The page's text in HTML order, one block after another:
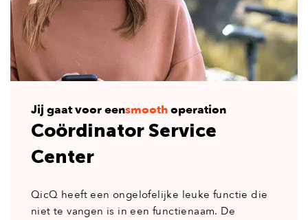
Jij gaat voor eensmoothoperation
Coördinator Service
Center
QicQ heeft een ongelofelijke leuke functie die
niet te vangen is in een functienaam. De